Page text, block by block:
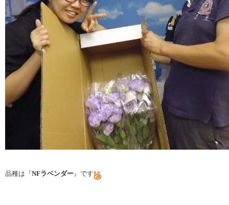
品種は『NFラベンダー』です